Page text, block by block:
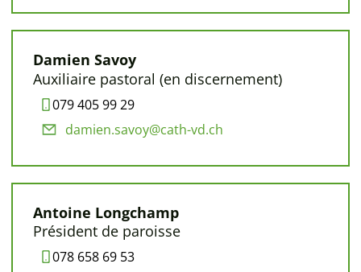
Damien Savoy
Auxiliaire pastoral (en discernement)
079 405 99 29
damien.savoy@cath-vd.ch
Antoine Longchamp
Président de paroisse
078 658 69 53